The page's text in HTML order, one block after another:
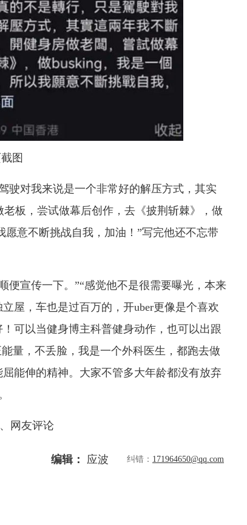
图
对我来说是一个非常好的解压方式，其实
板，尝试做幕后创作，去《披荆斩棘》，做
意不断挑战自我，加油！”写完他还不忘带
宣传一下。”“感觉他不是很需要曝光，本来
屋，车也是过百万的，开uber更像是个喜欢
可以当健身博主科普健身动作，也可以出跟
量，不丢脸，我是一个外科医生，都跑去做
能伸的精神。大家不管多大年龄都没有放弃
网友评论
编辑： 应波 纠错： 171964650@qq.com